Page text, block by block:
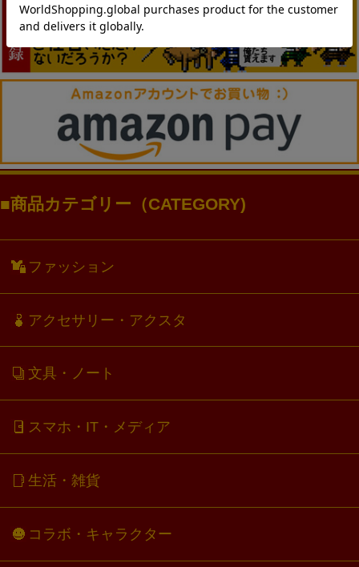
商品カテゴリー（CATEGORY)
ファッション
アクセサリー・アクスタ
文具・ノート
スマホ・IT・メディア
生活・雑貨
コラボ・キャラクター